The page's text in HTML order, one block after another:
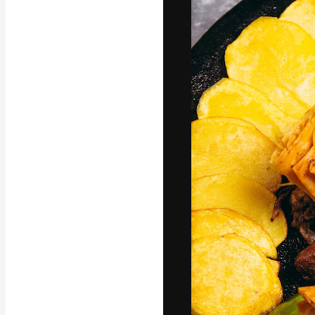
La plataforma
trabajo. Más
entre
estudios.
Español
Copyright ©